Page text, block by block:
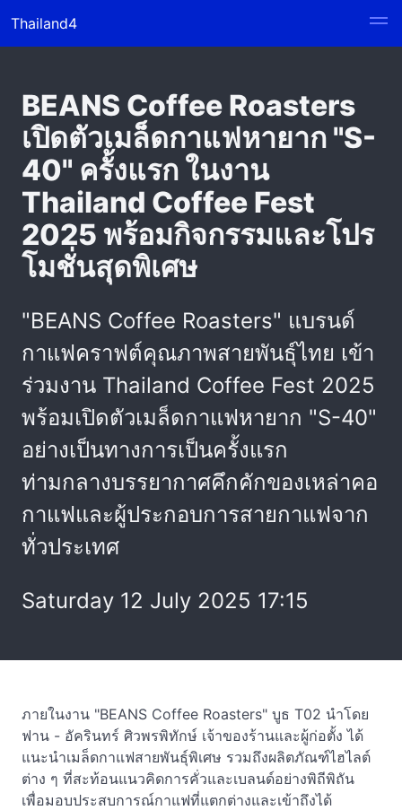
Thailand4
BEANS Coffee Roasters
เปิดตัวเมล็ดกาแฟหายาก "S-
40" ครั้งแรก ในงาน
Thailand Coffee Fest
2025 พร้อมกิจกรรมและโปร
โมชั่นสุดพิเศษ
"BEANS Coffee Roasters" แบรนด์
กาแฟคราฟต์คุณภาพสายพันธุ์ไทย เข้า
ร่วมงาน Thailand Coffee Fest 2025
พร้อมเปิดตัวเมล็ดกาแฟหายาก "S-40"
อย่างเป็นทางการเป็นครั้งแรก
ท่ามกลางบรรยากาศคึกคักของเหล่าคอ
กาแฟและผู้ประกอบการสายกาแฟจาก
ทั่วประเทศ
Saturday 12 July 2025 17:15
ภายในงาน "BEANS Coffee Roasters" บูธ T02 นำโดย
ฟาน - อัครินทร์ ศิวพรพิทักษ์ เจ้าของร้านและผู้ก่อตั้ง ได้
แนะนำเมล็ดกาแฟสายพันธุ์พิเศษ รวมถึงผลิตภัณฑ์ไฮไลต์
ต่าง ๆ ที่สะท้อนแนวคิดการคั่วและเบลนด์อย่างพิถีพิถัน
เพื่อมอบประสบการณ์กาแฟที่แตกต่างและเข้าถึงได้